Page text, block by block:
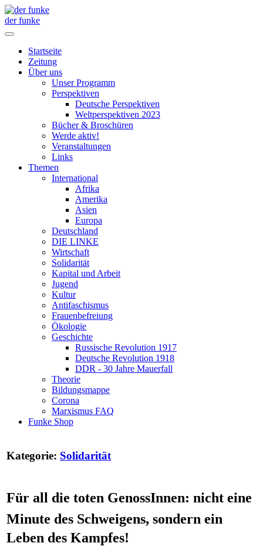
der funke
Startseite
Zeitung
Über uns
Unser Programm
Perspektiven
Deutsche Perspektiven
Weltperspektiven 2023
Bücher & Broschüren
Werde aktiv!
Veranstaltungen
Links
Themen
International
Afrika
Amerika
Asien
Europa
Deutschland
DIE LINKE
Wirtschaft
Solidarität
Kapital und Arbeit
Jugend
Kultur
Antifaschismus
Frauenbefreiung
Ökologie
Geschichte
Russische Revolution 1917
Deutsche Revolution 1918
DDR - 30 Jahre Mauerfall
Theorie
Bildungsmappe
Corona
Marxismus FAQ
Funke Shop
Kategorie: Solidarität
Für all die toten GenossInnen: nicht eine
Minute des Schweigens, sondern ein
Leben des Kampfes!